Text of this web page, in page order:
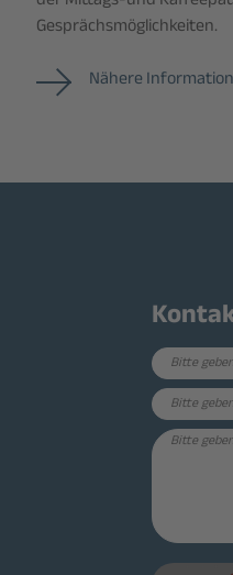
Gesprächsmöglichkeiten.
Nähere